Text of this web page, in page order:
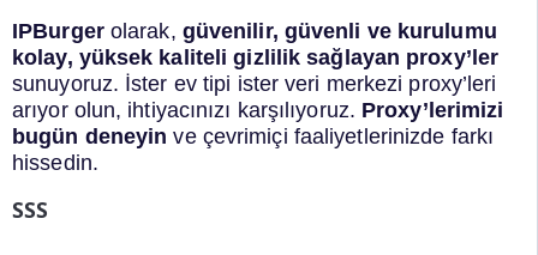
IPBurgerolarak, güvenilir, güvenli ve kurulumu
kolay, yüksek kaliteli gizlilik sağlayan proxy’ler
sunuyoruz. İster ev tipi ister veri merkezi proxy’leri
arıyor olun, ihtiyacınızı karşılıyoruz. Proxy’lerimizi
bugün deneyin ve çevrimiçi faaliyetlerinizde farkı
hissedin.
SSS